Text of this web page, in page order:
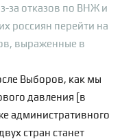
за отказов по ВНЖ и
россиян перейти на
выраженные в
Выборов, как мы
давления [в
административного
стран станет